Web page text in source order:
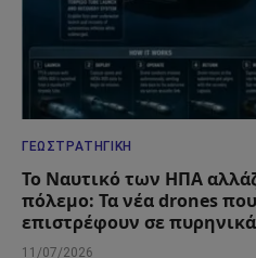
ΓΕΩΣΤΡΑΤΗΓΙΚΉ
Το Ναυτικό των ΗΠΑ
πόλεμο: Τα νέα drones
επιστρέφουν σε
11/07/2026